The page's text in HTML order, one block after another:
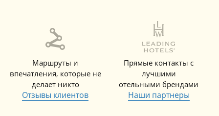
Маршруты и
впечатления, которые не
делает никто
Отзывы клиентов
Прямые контакты с
лучшими
отельными брендами
Наши партнеры